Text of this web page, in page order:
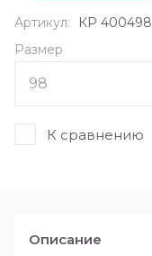
Артикул:
КР 400498
Размер
К сравнению
Описание